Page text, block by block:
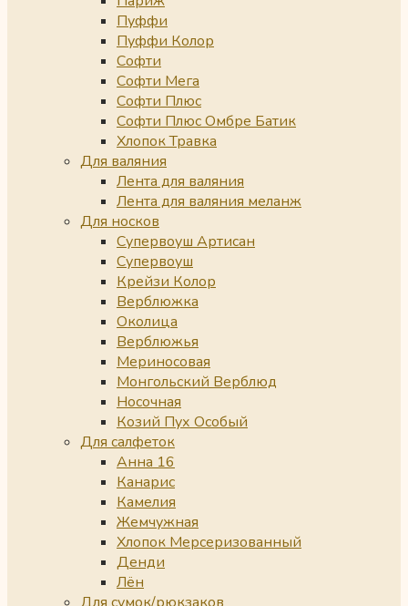
Пуффи
Пуффи Колор
Софти
Софти Мега
Софти Плюс
Софти Плюс Омбре Батик
Хлопок Травка
Для валяния
Лента для валяния
Лента для валяния меланж
Для носков
Супервоуш Артисан
Супервоуш
Крейзи Колор
Верблюжка
Околица
Верблюжья
Мериносовая
Монгольский Верблюд
Носочная
Козий Пух Особый
Для салфеток
Анна 16
Канарис
Камелия
Жемчужная
Хлопок Мерсеризованный
Денди
Лён